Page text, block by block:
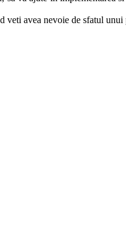
veti avea nevoie de sfatul unui